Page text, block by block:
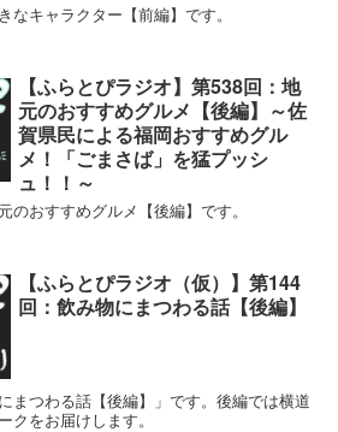
なキャラクター【前編】です。
【ふらとぴラジオ】第538回：地
元のおすすめグルメ【後編】～佐
賀県民による福岡おすすめグル
メ！「ごまさば」を猛プッシ
ュ！！～
のおすすめグルメ【後編】です。
【ふらとぴラジオ（仮）】第144
回：飲み物にまつわる話【後編】
まつわる話【後編】」です。後編では横道
クをお届けします。